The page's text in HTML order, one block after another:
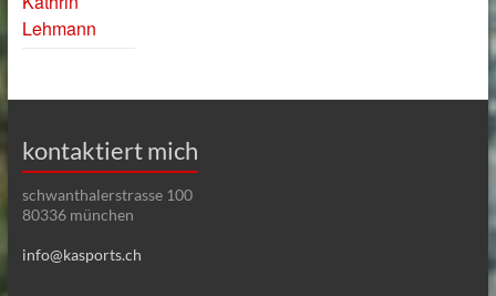
Lehmann
kontaktiert mich
schwanthalerstrasse 100
80336 münchen
info@kasports.ch